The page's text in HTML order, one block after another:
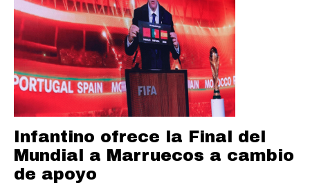
Infantino ofrece la Final del
Mundial a Marruecos a cambio
de apoyo